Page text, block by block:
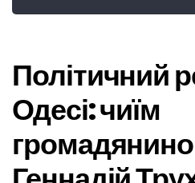
Політичний
Одесі: чиїм